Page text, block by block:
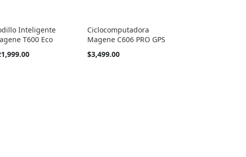
Inteligente
T600 Eco
Ciclocomputadora
Magene C606 PRO GPS
$3,499.00